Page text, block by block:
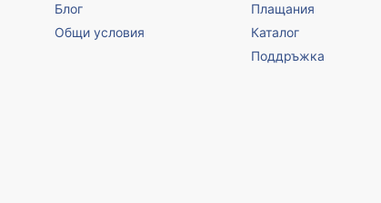
Блог
Общи условия
Плащания
Каталог
Поддръжка